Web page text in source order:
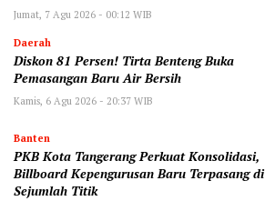
Jumat, 7 Agu 2026 - 00:12 WIB
Daerah
Diskon 81 Persen! Tirta Benteng Buka
Pemasangan Baru Air Bersih
Kamis, 6 Agu 2026 - 20:37 WIB
Banten
‎PKB Kota Tangerang Perkuat Konsolidasi,
Billboard Kepengurusan Baru Terpasang di
Sejumlah Titik ‎